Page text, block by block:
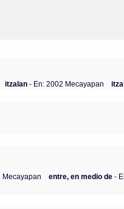
itzalan- En: 2002 Mecayapan
Mecayapan entre, en medio de -